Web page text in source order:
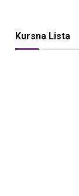
Kursna Lista